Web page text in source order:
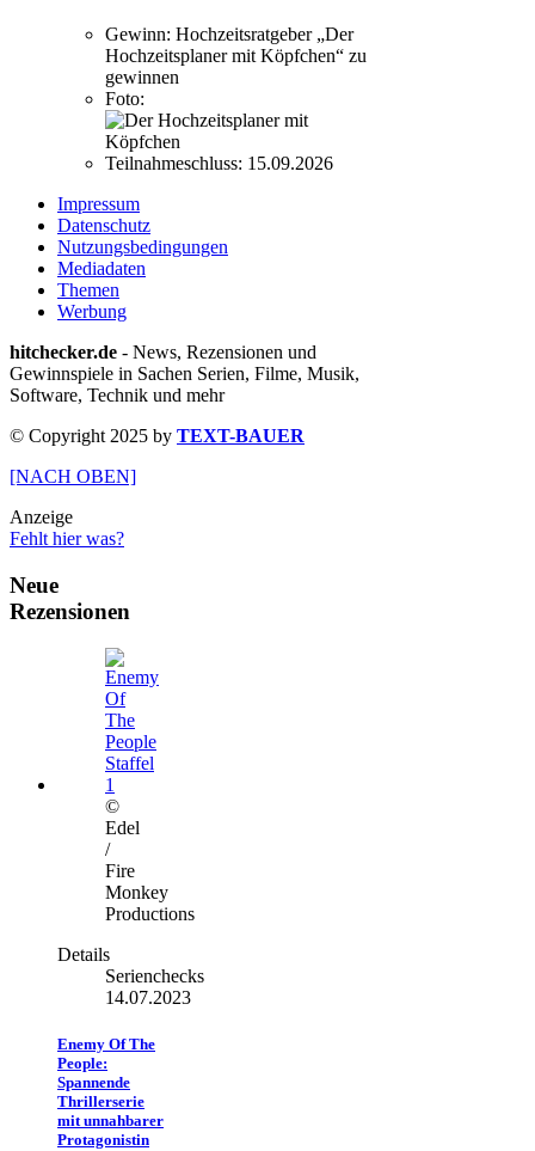
Gewinn: Hochzeitsratgeber „Der
Hochzeitsplaner mit Köpfchen“ zu
gewinnen
Foto:
Teilnahmeschluss: 15.09.2026
Impressum
Datenschutz
Nutzungsbedingungen
Mediadaten
Themen
Werbung
hitchecker.de - News, Rezensionen und
Gewinnspiele in Sachen Serien, Filme, Musik,
Software, Technik und mehr
© Copyright 2025 by TEXT-BAUER
[NACH OBEN]
Anzeige
Fehlt hier was?
Neue
Rezensionen
©
Edel
/
Fire
Monkey
Productions
Details
Serienchecks
14.07.2023
Enemy Of The
People:
Spannende
Thrillerserie
mit unnahbarer
Protagonistin